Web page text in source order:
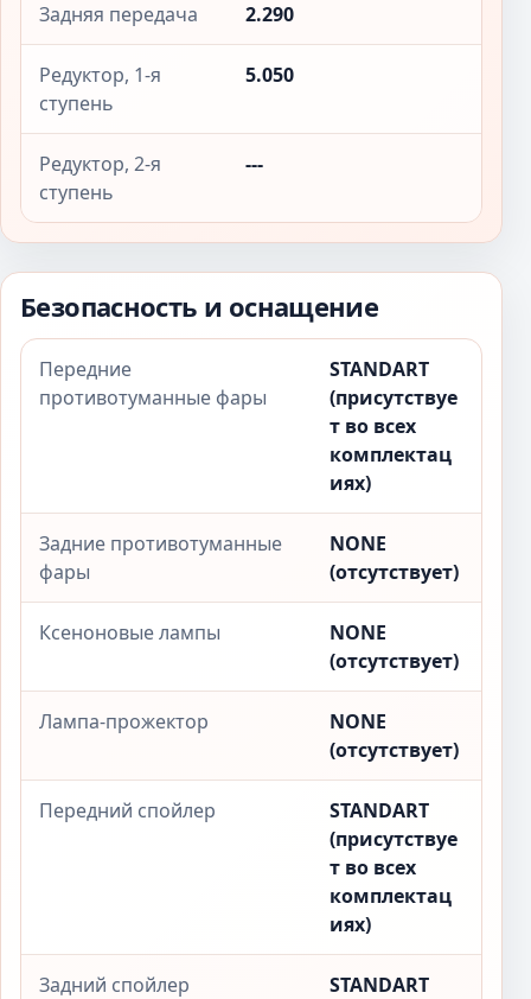
Задняя передача 2.290
Редуктор, 1-я
ступень
5.050
Редуктор, 2-я
ступень
---
Безопасность и оснащение
Передние
противотуманные фары
STANDART
(присутствуе
т во всех
комплектац
иях)
Задние противотуманные
фары
NONE
(отсутствует)
Ксеноновые лампы
NONE
(отсутствует)
Лампа-прожектор
NONE
(отсутствует)
Передний спойлер
STANDART
(присутствуе
т во всех
комплектац
иях)
Задний спойлер
STANDART